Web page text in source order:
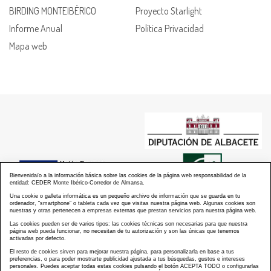
BIRDING MONTEIBÉRICO
Proyecto Starlight
Informe Anual
Política Privacidad
Mapa web
Bienvenida/o a la información básica sobre las cookies de la página web responsabilidad de la
entidad: CEDER Monte Ibérico-Corredor de Almansa.
Una cookie o galleta informática es un pequeño archivo de información que se guarda en tu
ordenador, “smartphone” o tableta cada vez que visitas nuestra página web. Algunas cookies son
nuestras y otras pertenecen a empresas externas que prestan servicios para nuestra página web.
Las cookies pueden ser de varios tipos: las cookies técnicas son necesarias para que nuestra
página web pueda funcionar, no necesitan de tu autorización y son las únicas que tenemos
activadas por defecto.
El resto de cookies sirven para mejorar nuestra página, para personalizarla en base a tus
preferencias, o para poder mostrarte publicidad ajustada a tus búsquedas, gustos e intereses
personales. Puedes aceptar todas estas cookies pulsando el botón ACEPTA TODO o configurarlas